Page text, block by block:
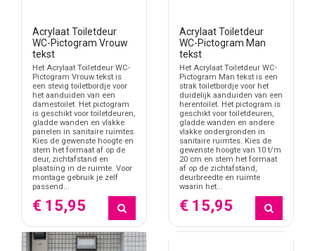
Acrylaat Toiletdeur
WC-Pictogram Vrouw
tekst
Het Acrylaat Toiletdeur WC-
Pictogram Vrouw tekst is
een stevig toiletbordje voor
het aanduiden van een
damestoilet. Het pictogram
is geschikt voor toiletdeuren,
gladde wanden en vlakke
panelen in sanitaire ruimtes.
Kies de gewenste hoogte en
stem het formaat af op de
deur, zichtafstand en
plaatsing in de ruimte. Voor
montage gebruik je zelf
passend...
€ 15,95
Acrylaat Toiletdeur
WC-Pictogram Man
tekst
Het Acrylaat Toiletdeur WC-
Pictogram Man tekst is een
strak toiletbordje voor het
duidelijk aanduiden van een
herentoilet. Het pictogram is
geschikt voor toiletdeuren,
gladde wanden en andere
vlakke ondergronden in
sanitaire ruimtes. Kies de
gewenste hoogte van 10 t/m
20 cm en stem het formaat
af op de zichtafstand,
deurbreedte en ruimte
waarin het...
€ 15,95